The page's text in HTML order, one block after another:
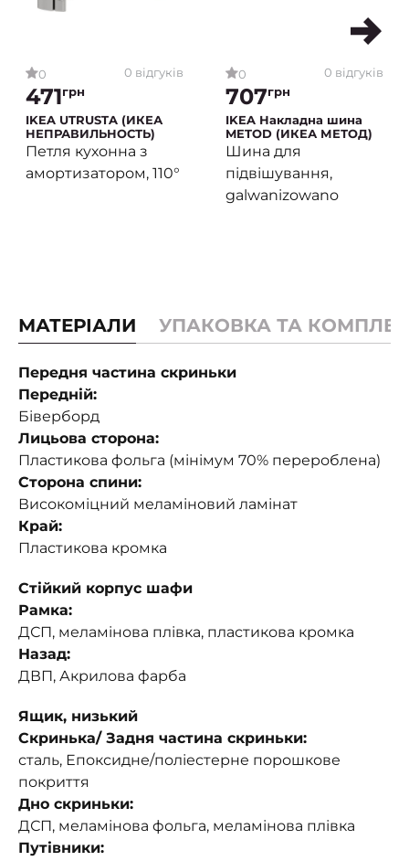
0 0 відгуків
471грн
IKEA UTRUSTA (ИКЕА
НЕПРАВИЛЬНОСТЬ)
Петля кухонна з
амортизатором, 110°
0 0 відгуків
707грн
IKEA Накладна шина
METOD (ИКЕА МЕТОД)
Шина для
підвішування,
galwanizowano
МАТЕРІАЛИ УПАКОВКА ТА
Передня частина скриньки
Передній:
Біверборд
Лицьова сторона:
Пластикова фольга (мінімум 70% перероблена)
Сторона спини:
Високоміцний меламіновий ламінат
Край:
Пластикова кромка
Стійкий корпус шафи
Рамка:
ДСП, меламінова плівка, пластикова кромка
Назад:
ДВП, Акрилова фарба
Ящик, низький
Скринька/ Задня частина скриньки:
сталь, Епоксидне/поліестерне порошкове
покриття
Дно скриньки:
ДСП, меламінова фольга, меламінова плівка
Путівники: